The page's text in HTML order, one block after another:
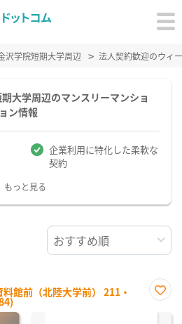
沢学院短期大学周辺 法人契約歓迎のウィ
大学周辺のマンスリーマンショ
ン情報
企業利用に特化した柔軟な
契約
もっと見る
館前（北陸大学前） 211・
に入